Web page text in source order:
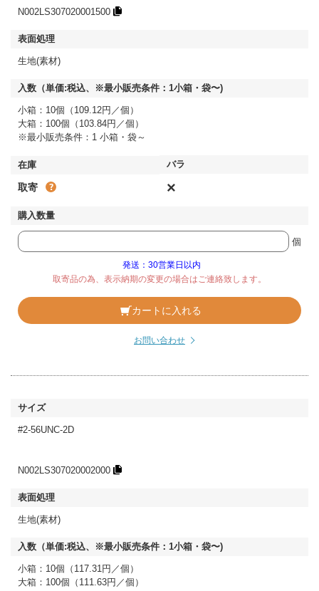
N002LS307020001500
生地(素材)
小箱：10個（109.12円／個）
大箱：100個（103.84円／個）
※最小販売条件：1 小箱・袋～
取寄 ×
個
発送：30営業日以内
取寄品の為、表示納期の変更の場合はご連絡致します。
カートに入れる
お問い合わせ
#2-56UNC-2D
N002LS307020002000
生地(素材)
小箱：10個（117.31円／個）
大箱：100個（111.63円／個）